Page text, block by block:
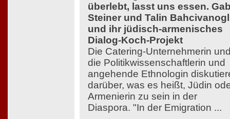
überlebt, lasst uns essen.
Steiner und Talin
und ihr jüdisch-armenisches
Dialog-Koch-Projekt
Die Catering-Unternehmerin
die Politikwissenschaftlerin und
angehende Ethnologin
darüber, was es heißt, Jüdin
Armenierin zu sein in der
Diaspora. "In der Emigration ...